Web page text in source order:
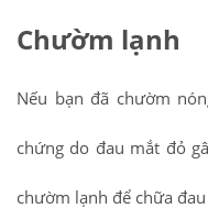
Chườm lạnh
Nếu bạn đã chườm
chứng do đau mắt đỏ
chườm lạnh để chữa